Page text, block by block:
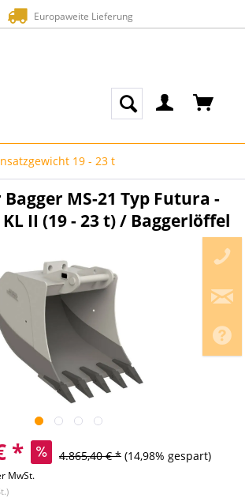
Europaweite Lieferung
19 - 23 t
MS-21 Typ Futura -
II (19 - 23 t) / Baggerlöffel
* 4.865,40 € * (14,98% gespart)
MwSt.